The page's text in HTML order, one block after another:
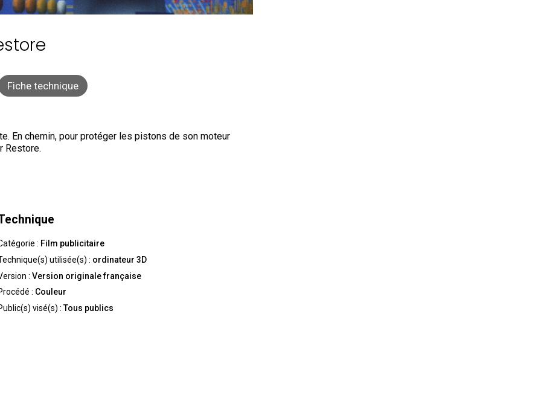
Fiche technique
En chemin, pour protéger les pistons de son moteur
Restore.
: Film publicitaire
utilisée(s) : ordinateur 3D
: Version originale française
: Couleur
visé(s) :Tous publics